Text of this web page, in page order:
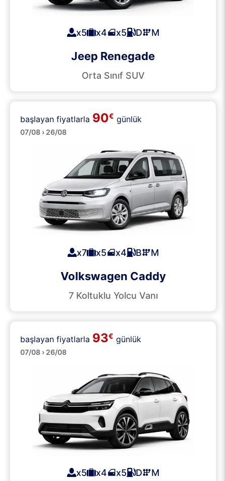
x5 x4 x5 D M
Jeep Renegade
Orta Sınıf SUV
Minibüsler
başlayan fiyatlarla 90€ günlük
07/08 › 26/08
x7 x5 x4 B M
Volkswagen Caddy
7 Koltuklu Yolcu Vanı
SUV
başlayan fiyatlarla 93€ günlük
07/08 › 26/08
x5 x4 x5 D M